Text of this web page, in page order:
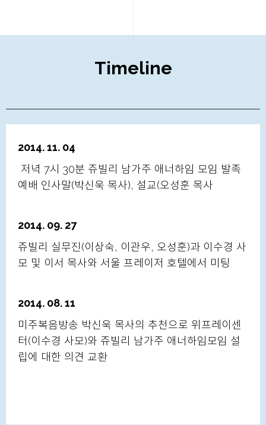
Timeline
2014. 11. 04
저녁 7시 30분 쥬빌리 남가주 애너하임 모임 발족
예배 인사말(박신욱 목사), 설교(오성훈 목사
2014. 09. 27
쥬빌리 실무진(이상숙, 이관우, 오성훈)과 이수경 사
모 및 이서 목사와 서울 프레이저 호텔에서 미팅
2014. 08. 11
미주복음방송 박신욱 목사의 추천으로 위프레이센
터(이수경 사모)와 쥬빌리 남가주 애너하임모임 설
립에 대한 의견 교환